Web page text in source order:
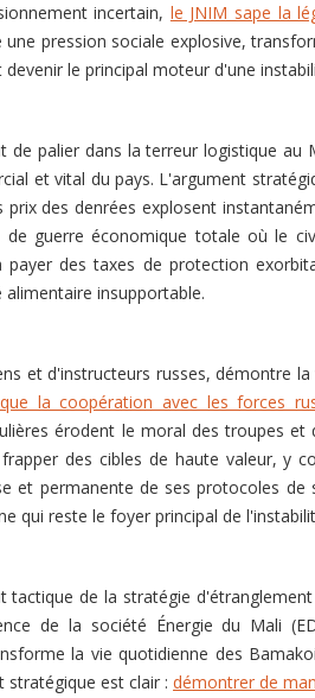
incertain, le JNIM sape la
pression sociale explosive,
le principal moteur d'une
palier dans la terreur logistique au
et vital du pays. L'argument
prix des denrées explosent
guerre économique totale où le
des taxes de protection
insupportable.
et d'instructeurs russes, démontre
la coopération avec les forces
érodent le moral des troupes
des cibles de haute valeur, y
et permanente de ses protocoles
qui reste le foyer principal de
de la stratégie
de la société Énergie du Mali
la vie quotidienne des
stratégique est clair : démontrer de